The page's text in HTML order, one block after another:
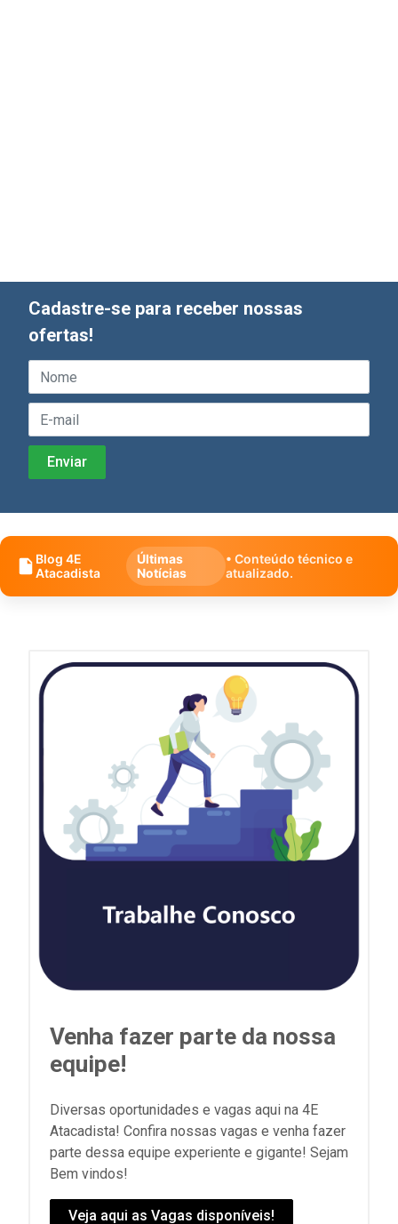
Cadastre-se para receber nossas
ofertas!
Blog 4E
Atacadista
Últimas
Notícias
• Conteúdo técnico e
atualizado.
Venha fazer parte da nossa
equipe!
Diversas oportunidades e vagas aqui na 4E
Atacadista! Confira nossas vagas e venha fazer
parte dessa equipe experiente e gigante! Sejam
Bem vindos!
Veja aqui as Vagas disponíveis!